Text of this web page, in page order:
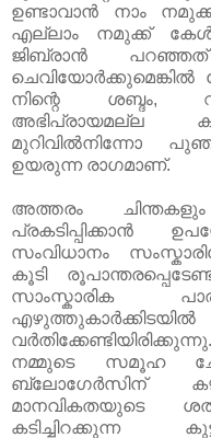
ഉണ്ടാവാന്‍ നാം
എല്ലാം നമുക്ക്
ജിബ്രാന്‍
നിന്റെ ശബ്ദം,
അഭിപ്രായമല്ല
മുറിവില്‍നിന്നോ
ഉയരുന്ന രാഗമാണ്.
അത്തരം
സംവിധാനം
കൂടി
സാംസ്കാരിക
നമ്മുടെ സമൂഹ
ബ്ലോഗേര്‍സിന്
മാനവികതയുടെ
കടിച്ചിറക്കുന്ന